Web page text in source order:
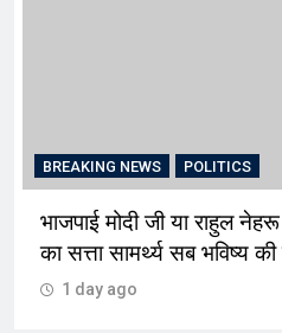
BREAKING NEWS POLITICS
भाजपाई मोदी जी या राहुल
का सत्ता सामर्थ्य सब भविष्य की
1 day ago